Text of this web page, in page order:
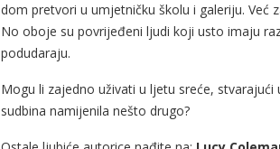
dom pretvori u umjetničku školu i galeriju. Već
No oboje su povrijeđeni ljudi koji usto imaju
podudaraju.
Mogu li zajedno uživati u ljetu sreće,
sudbina namijenila nešto drugo?